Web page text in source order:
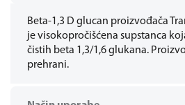
Beta-1,3 D glucan proizvođača
je visokopročišćena supstanca
čistih beta 1,3/1,6 glukana.
prehrani.